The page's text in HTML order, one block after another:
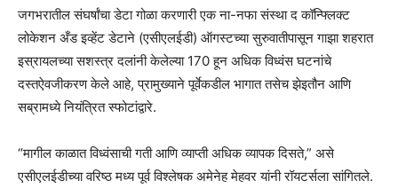
जगभरातील संघर्षांचा डेटा गोळा करणारी एक ना-नफा संस्था द कॉन्फ्लिक्ट
लोकेशन अँड इव्हेंट डेटाने (एसीएलईडी) ऑगस्टच्या सुरुवातीपासून गाझा शहरात
इस्रायलच्या सशस्त्र दलांनी केलेल्या 170 हून अधिक विध्वंस घटनांचे
दस्तऐवजीकरण केले आहे, प्रामुख्याने पूर्वेकडील भागात तसेच झेइतौन आणि
सब्रामध्ये नियंत्रित स्फोटांद्वारे.
“मागील काळात विध्वंसाची गती आणि व्याप्ती अधिक व्यापक दिसते,” असे
एसीएलईडीच्या वरिष्ठ मध्य पूर्व विश्लेषक अमेनेह मेहवर यांनी रॉयटर्सला सांगितले.